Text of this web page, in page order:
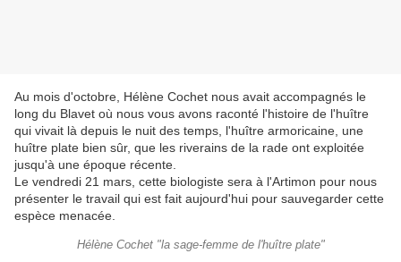
Au mois d'octobre, Hélène Cochet nous avait accompagnés le
long du Blavet où nous vous avons raconté l'histoire de l'huître
qui vivait là depuis le nuit des temps, l'huître armoricaine, une
huître plate bien sûr, que les riverains de la rade ont exploitée
jusqu'à une époque récente.
Le vendredi 21 mars, cette biologiste sera à l'Artimon pour nous
présenter le travail qui est fait aujourd'hui pour sauvegarder cette
espèce menacée.
Hélène Cochet "la sage-femme de l'huître plate"